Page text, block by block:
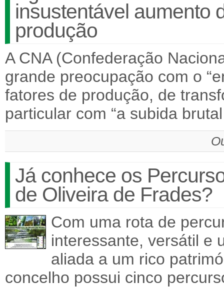
insustentável aumento
produção
A CNA (Confederação
grande preocupação com o
fatores de produção, de
particular com “a subida
Já conhece os
de Oliveira de Frades?
Com uma rota de
interessante, versátil e
aliada a um rico
concelho possui cinco